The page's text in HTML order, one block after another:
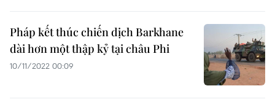
Pháp kết thúc chiến dịch Barkhane
dài hơn một thập kỷ tại châu Phi
10/11/2022 00:09